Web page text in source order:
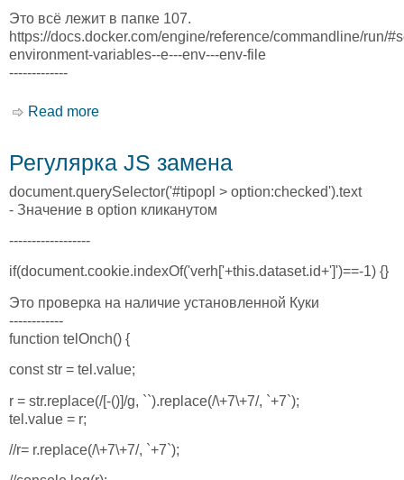
Это всё лежит в папке 107.
https://docs.docker.com/engine/reference/commandline/run/
environment-variables--e---env---env-file
-------------
Read more
Регулярка JS замена
document.querySelector('#tipopl > option:checked').text
- Значение в option кликанутом
------------------
if(document.cookie.indexOf('verh['+this.dataset.id+']')==-1) {}
Это проверка на наличие установленной Куки
------------
function telOnch() {
const str = tel.value;
r = str.replace(/[-()]/g, ``).replace(/\+7\+7/, `+7`);
tel.value = r;
//r= r.replace(/\+7\+7/, `+7`);